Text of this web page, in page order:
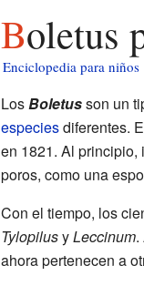
Enciclopedia para niños
LosBoletusson un
especiesdiferentes.
en 1821. Al principio,
poros, como una
Con el tiempo, los
TylopilusyLeccinum.
ahora pertenecen a